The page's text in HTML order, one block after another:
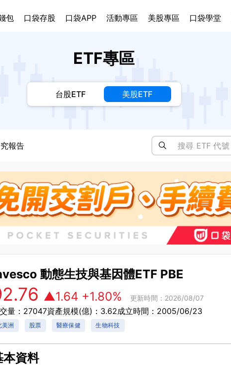
包 口袋存股 口袋APP 活動專區 美股專區 口袋學堂
ETF專區
台股ETF 美股ETF
報告
動態生技與基因體ETF PBE
▲1.64 +1.80% 更新時間：2026/08/07
量：27047資產規模(億)：3.62成立時間：2005/06/23
美洲 股票 醫療保健 生物科技
本資料